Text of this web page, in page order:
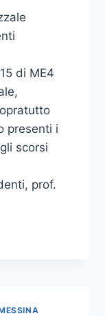
di ME4
presenti i
scorsi
prof.